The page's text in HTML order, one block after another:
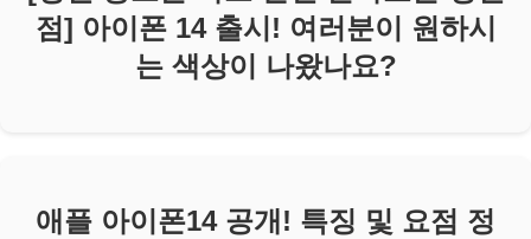
점] 아이폰 14 출시! 여러분이 원하시
는 색상이 나왔나요?
애플 아이폰14 공개! 특징 및 요점 정